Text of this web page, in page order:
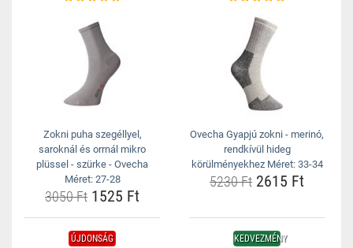
Zokni puha szegéllyel,
saroknál és orrnál mikro
plüssel - szürke - Ovecha
Méret: 27-28
3050 Ft 1525 Ft
Ovecha Gyapjú zokni - merinó,
rendkívül hideg
körülményekhez Méret: 33-34
5230 Ft 2615 Ft
ÚJDONSÁG KEDVEZMÉNY